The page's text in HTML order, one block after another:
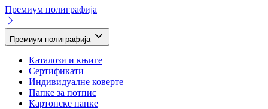
Премиум полиграфија
Премиум полиграфија
Каталози и књиге
Сертификати
Индивидуалне коверте
Папке за потпис
Картонске папке